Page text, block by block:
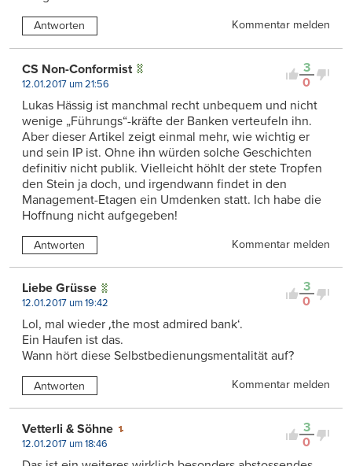
Antworten Kommentar melden
3
0
CS Non-Conformist
12.01.2017 um 21:56
Lukas Hässig ist manchmal recht unbequem und nicht
wenige „Führungs“-kräfte der Banken verteufeln ihn.
Aber dieser Artikel zeigt einmal mehr, wie wichtig er
und sein IP ist. Ohne ihn würden solche Geschichten
definitiv nicht publik. Vielleicht höhlt der stete Tropfen
den Stein ja doch, und irgendwann findet in den
Management-Etagen ein Umdenken statt. Ich habe die
Hoffnung nicht aufgegeben!
Antworten Kommentar melden
3
0
Liebe Grüsse
12.01.2017 um 19:42
Lol, mal wieder ‚the most admired bank‘.
Ein Haufen ist das.
Wann hört diese Selbstbedienungsmentalität auf?
Antworten Kommentar melden
3
0
Vetterli & Söhne
12.01.2017 um 18:46